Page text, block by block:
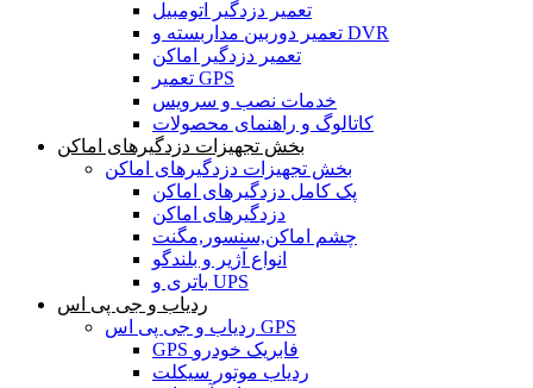
تعمیر دزدگیر اتومبیل
تعمیر دوربین مداربسته و DVR
تعمیر دزدگیر اماکن
تعمیر GPS
خدمات نصب و سرویس
کاتالوگ و راهنمای محصولات
بخش تجهیزات دزدگیرهای اماکن
بخش تجهیزات دزدگیرهای اماکن
پک کامل دزدگیرهای اماکن
دزدگیرهای اماکن
چشم اماکن,سنسور,مگنت
انواع آژیر و بلندگو
باتری و UPS
ردیاب و جی پی اس
ردیاب و جی پی اس GPS
GPS فابریک خودرو
ردیاب موتور سیکلت